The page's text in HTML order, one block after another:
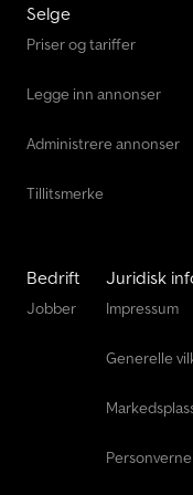
Mercedes-Benz Vario
Scania Lastebiler
Selge
Priser og tariffer
Legge inn annonser
Administrere annonser
Tillitsmerke
Bedrift
Jobber
Juridisk
Impressum
Generelle